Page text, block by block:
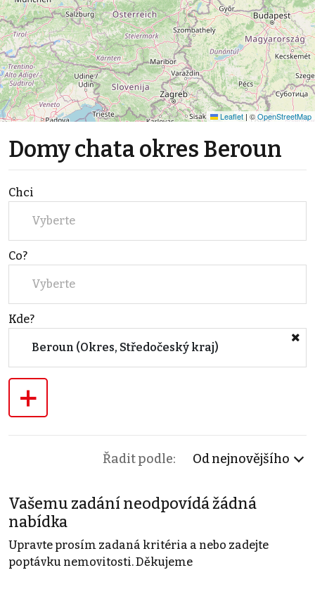
Leaflet | ©OpenStreetMap
Domy chata okres Beroun
Chci
Vyberte
Co?
Vyberte
Kde?
Beroun (Okres, Středočeský kraj)
+
Řadit podle: Od nejnovějšího
Vašemu zadání neodpovídá žádná
nabídka
Upravte prosím zadaná kritéria a nebo zadejte
poptávku nemovitosti. Děkujeme